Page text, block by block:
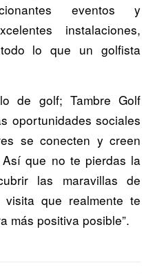
eventos y
instalaciones,
lo que un golfista
de golf; Tambre Golf
oportunidades sociales
se conecten y creen
que no te pierdas la
las maravillas de
que realmente te
más positiva posible”.